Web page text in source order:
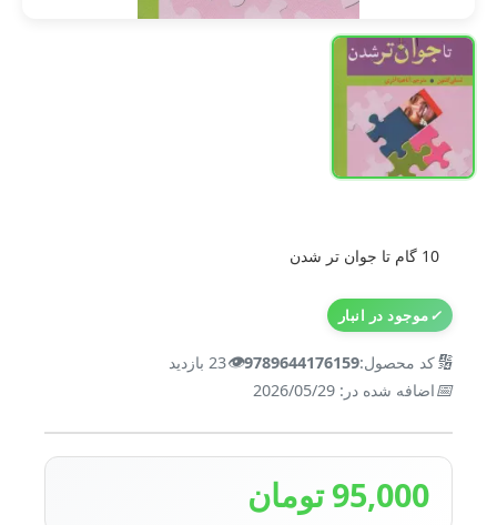
10 گام تا جوان تر شدن
✓موجود در انبار
🔢کد محصول:9789644176159
👁️23 بازدید
📅اضافه شده در: 2026/05/29
95,000 تومان